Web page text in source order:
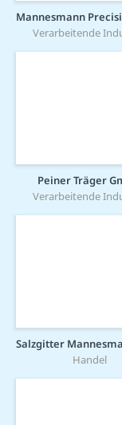
Verarbeitende
Peiner Träger
Verarbeitende
Handel